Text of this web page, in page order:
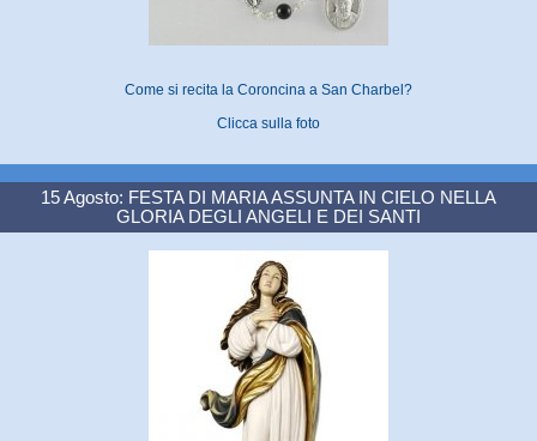
Come si recita la Coroncina a San Charbel?
Clicca sulla foto
15 Agosto: FESTA DI MARIA ASSUNTA IN CIELO NELLA
GLORIA DEGLI ANGELI E DEI SANTI